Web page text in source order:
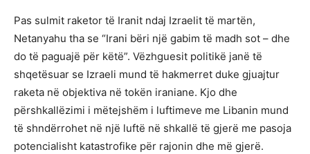
Pas sulmit raketor të Iranit ndaj Izraelit të martën,
Netanyahu tha se “Irani bëri një gabim të madh sot – dhe
do të paguajë për këtë”. Vëzhguesit politikë janë të
shqetësuar se Izraeli mund të hakmerret duke gjuajtur
raketa në objektiva në tokën iraniane. Kjo dhe
përshkallëzimi i mëtejshëm i luftimeve me Libanin mund
të shndërrohet në një luftë në shkallë të gjerë me pasoja
potencialisht katastrofike për rajonin dhe më gjerë.